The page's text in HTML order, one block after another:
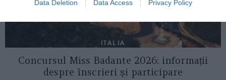
Data Deletion Data Access Privacy Policy
ITALIA
Concursul Miss Badante 2026: informații
despre înscrieri și participare